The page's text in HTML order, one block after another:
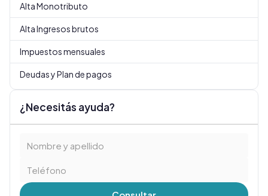
Alta Monotributo
Alta Ingresos brutos
Impuestos mensuales
Deudas y Plan de pagos
¿Necesitás ayuda?